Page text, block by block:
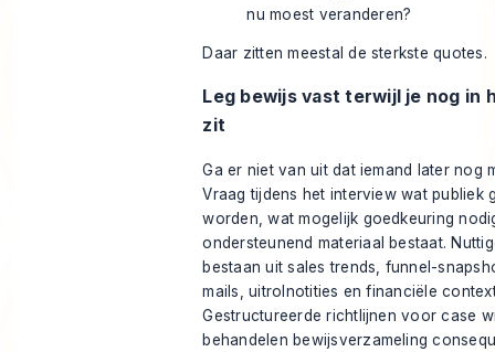
nu moest veranderen?
Daar zitten meestal de sterkste quotes.
Leg bewijs vast terwijl je nog in
zit
Ga er niet van uit dat iemand later nog
Vraag tijdens het interview wat publiek
worden, wat mogelijk goedkeuring
ondersteunend materiaal bestaat.
bestaan uit sales trends, funnel-
mails, uitrolnotities en financiële
Gestructureerde richtlijnen voor case
behandelen bewijsverzameling